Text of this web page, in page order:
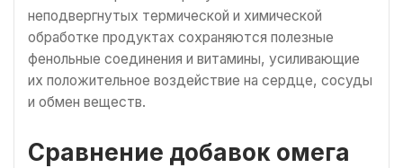
неподвергнутых термической и химической
обработке продуктах сохраняются полезные
фенольные соединения и витамины, усиливающие
их положительное воздействие на сердце, сосуды
и обмен веществ.
Сравнение добавок омега